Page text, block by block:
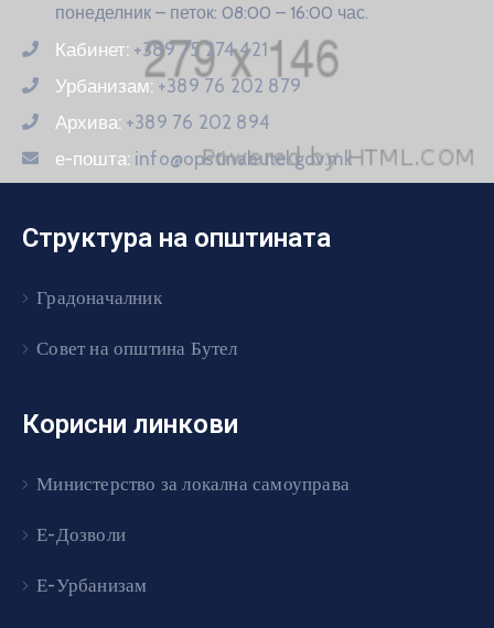
понеделник – петок: 08:00 – 16:00 час.
Кабинет: +389 75 274 421
Урбанизам: +389 76 202 879
Архива: +389 76 202 894
е-пошта: info@opstinabutel.gov.mk
Структура на општината
Градоначалник
Совет на општина Бутел
Корисни линкови
Министерство за локална самоуправа
Е-Дозволи
Е-Урбанизам